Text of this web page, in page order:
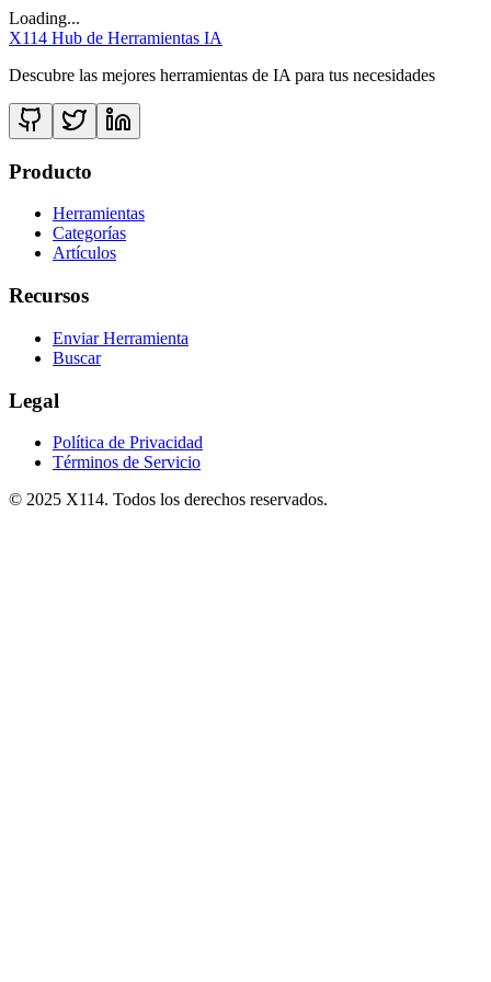
Loading...
X114 Hub de Herramientas IA
Descubre las mejores herramientas de IA para tus necesidades
Producto
Herramientas
Categorías
Artículos
Recursos
Enviar Herramienta
Buscar
Legal
Política de Privacidad
Términos de Servicio
© 2025 X114. Todos los derechos reservados.